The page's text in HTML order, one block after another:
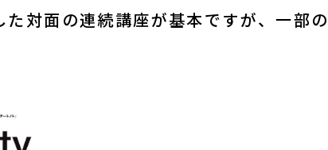
対面の連続講座が基本ですが、一部